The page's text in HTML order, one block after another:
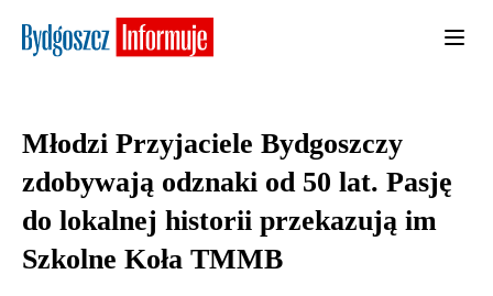
Młodzi Przyjaciele Bydgoszczy
zdobywają odznaki od 50 lat. Pasję
do lokalnej historii przekazują im
Szkolne Koła TMMB